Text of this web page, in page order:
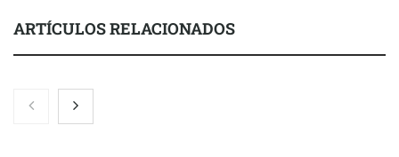
ARTÍCULOS RELACIONADOS
Nicols presenta seis modelos de anillos de compromiso para el
eclipse solar del 12 de agosto